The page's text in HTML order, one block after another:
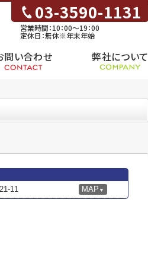
03-3590-1131
営業時間：10：00～19：00
定休日：無休※年末年始
問い合わせ 弊社について
11 MAP ▼